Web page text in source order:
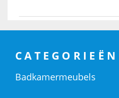
CATEGORIEËN
Badkamermeubels